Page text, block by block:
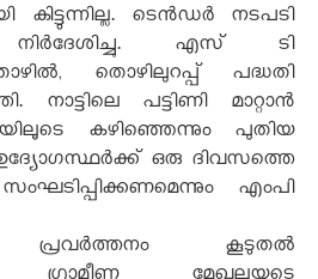
കിട്ടുന്നില്ല. ടെന്‍ഡര്‍ നടപടി
നിര്‍ദേശിച്ചു. എസ് ടി
തൊഴിലുറപ്പ് പദ്ധതി
നാട്ടിലെ പട്ടിണി മാറ്റാന്‍
കഴിഞ്ഞെന്നും പുതിയ
ഒരു ദിവസത്തെ
എംപി
പ്രവര്‍ത്തനം കൂടുതല്‍